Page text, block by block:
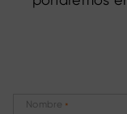
Nombre *